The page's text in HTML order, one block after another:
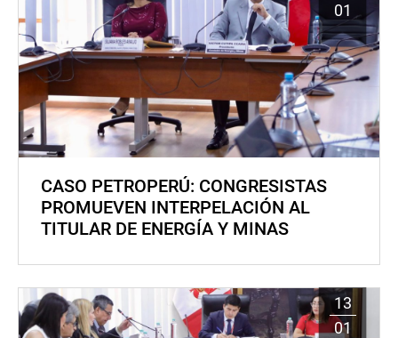
01
CASO PETROPERÚ: CONGRESISTAS
PROMUEVEN INTERPELACIÓN AL
TITULAR DE ENERGÍA Y MINAS
13
01